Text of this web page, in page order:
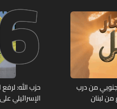
من درب
من لبنان
حزب الله:
الإسرائيلي